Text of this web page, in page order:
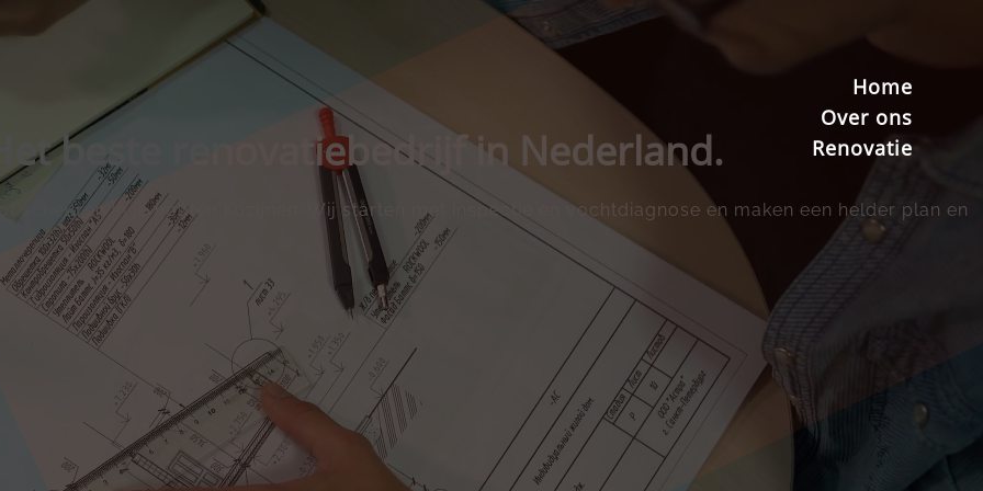
Home
Over ons
Renovatie
beste renovatiebedrijf in Nederland.
scheuren in je houten kozijnen.​ Wij starten met inspectie en vochtdiagnose en maken een helder plan en